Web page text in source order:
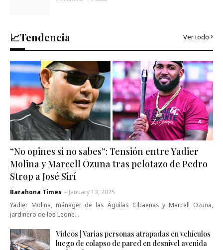
📈Tendencia Ver todo
“No opines si no sabes”: Tensión entre Yadier
Molina y Marcell Ozuna tras pelotazo de Pedro
Strop a José Sirí
Barahona Times - January 13, 2025
Yadier Molina, mánager de las Águilas Cibaeñas y Marcell Ozuna,
jardinero de los Leone…
Videos | Varias personas atrapadas en vehículos
luego de colapso de pared en desnivel avenida